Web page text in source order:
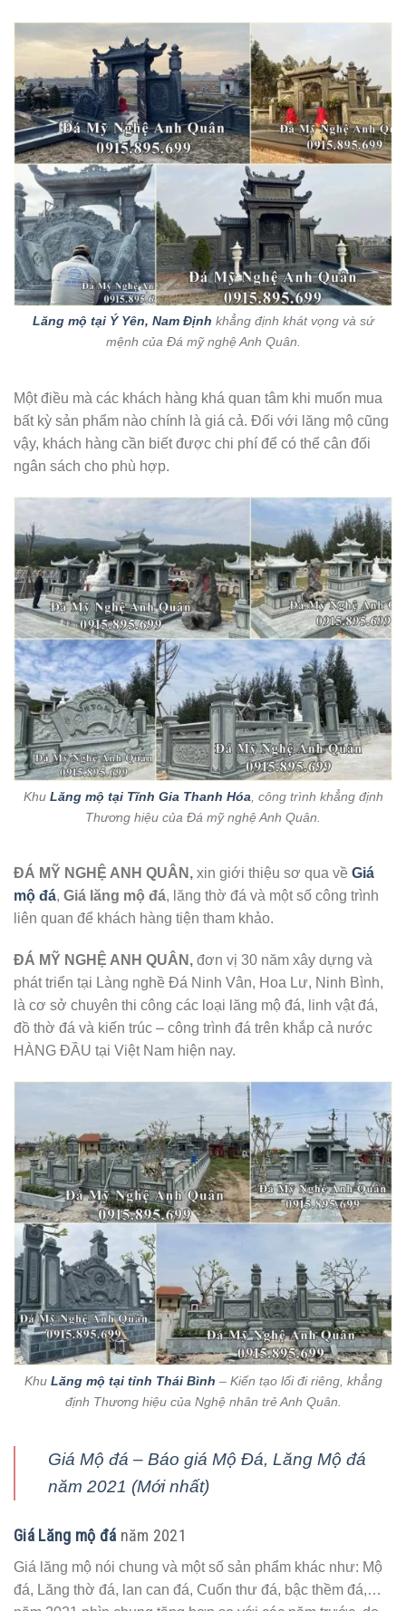
Lăng mộ tại Ý Yên, Nam Định khẳng định khát vọng và sứ
mệnh của Đá mỹ nghệ Anh Quân.
Một điều mà các khách hàng khá quan tâm khi muốn mua
bất kỳ sản phẩm nào chính là giá cả. Đối với lăng mộ cũng
vậy, khách hàng cần biết được chi phí để có thể cân đối
ngân sách cho phù hợp.
Khu Lăng mộ tại Tĩnh Gia Thanh Hóa , công trình khẳng định
Thương hiệu của Đá mỹ nghệ Anh Quân.
ĐÁ MỸ NGHỆ ANH QUÂN, xin giới thiệu sơ qua về Giá
mộ đá, Giá lăng mộ đá, lăng thờ đá và một số công trình
liên quan để khách hàng tiện tham khảo.
ĐÁ MỸ NGHỆ ANH QUÂN, đơn vị 30 năm xây dựng và
phát triển tại Làng nghề Đá Ninh Vân, Hoa Lư, Ninh Bình,
là cơ sở chuyên thi công các loại lăng mộ đá, linh vật đá,
đồ thờ đá và kiến trúc – công trình đá trên khắp cả nước
HÀNG ĐẦU tại Việt Nam hiện nay.
Khu Lăng mộ tại tỉnh Thái Bình – Kiến tạo lối đi riêng, khẳng
định Thương hiệu của Nghệ nhân trẻ Anh Quân.
Giá Mộ đá – Báo giá Mộ Đá, Lăng Mộ đá
năm 2021 (Mới nhất)
Giá Lăng mộ đá năm 2021
Giá lăng mộ nói chung và một số sản phẩm khác như: Mộ
đá, Lăng thờ đá, lan can đá, Cuốn thư đá, bậc thềm đá,…